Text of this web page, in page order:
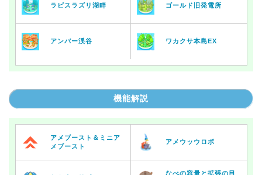
ラピスラズリ湖畔 ゴールド旧発電所
アンバー渓谷 ワカクサ本島EX
機能解説
アメブースト＆ミニア
メブースト
アメウッウロボ
なべの容量と拡張の目